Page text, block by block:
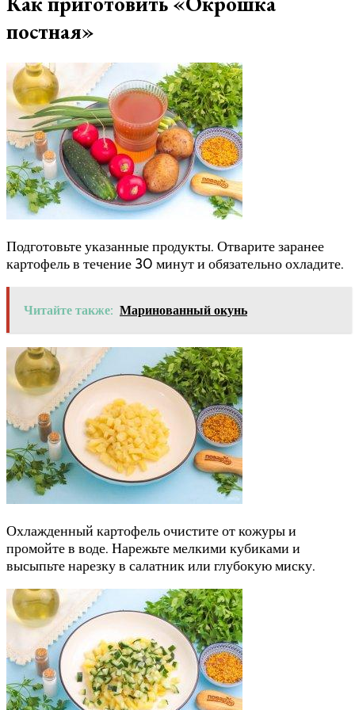
постная»
Подготовьте указанные продукты. Отварите заранее
картофель в течение 30 минут и обязательно охладите.
Читайте также: Маринованный окунь
Охлажденный картофель очистите от кожуры и
промойте в воде. Нарежьте мелкими кубиками и
высыпьте нарезку в салатник или глубокую миску.